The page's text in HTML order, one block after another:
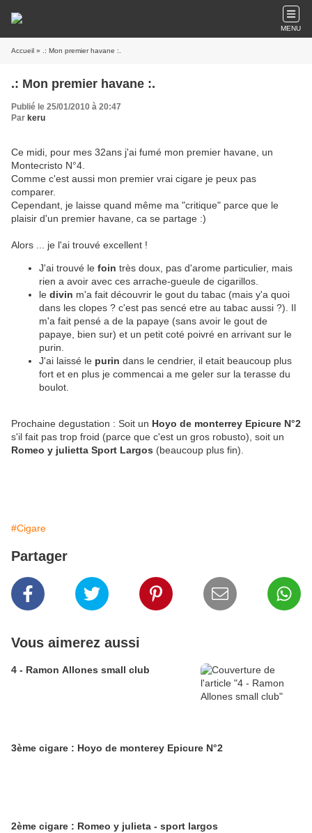
MENU
Accueil » .: Mon premier havane :.
.: Mon premier havane :.
Publié le 25/01/2010 à 20:47
Par keru
Ce midi, pour mes 32ans j'ai fumé mon premier havane, un
Montecristo N°4.
Comme c'est aussi mon premier vrai cigare je peux pas
comparer.
Cependant, je laisse quand même ma "critique" parce que le
plaisir d'un premier havane, ca se partage :)
Alors ... je l'ai trouvé excellent !
J'ai trouvé le foin très doux, pas d'arome particulier, mais
rien a avoir avec ces arrache-gueule de cigarillos.
le divin m'a fait découvrir le gout du tabac (mais y'a quoi
dans les clopes ? c'est pas sencé etre au tabac aussi ?). Il
m'a fait pensé a de la papaye (sans avoir le gout de
papaye, bien sur) et un petit coté poivré en arrivant sur le
purin.
J'ai laissé le purin dans le cendrier, il etait beaucoup plus
fort et en plus je commencai a me geler sur la terasse du
boulot.
Prochaine degustation : Soit un Hoyo de monterrey Epicure N°2
s'il fait pas trop froid (parce que c'est un gros robusto), soit un
Romeo y julietta Sport Largos (beaucoup plus fin).
#Cigare
Partager
Vous aimerez aussi
4 - Ramon Allones small club
3ème cigare : Hoyo de monterey Epicure N°2
2ème cigare : Romeo y julieta - sport largos